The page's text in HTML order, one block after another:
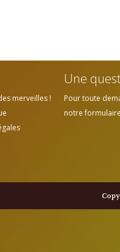
merveilles !
Une
Pour toute
notre